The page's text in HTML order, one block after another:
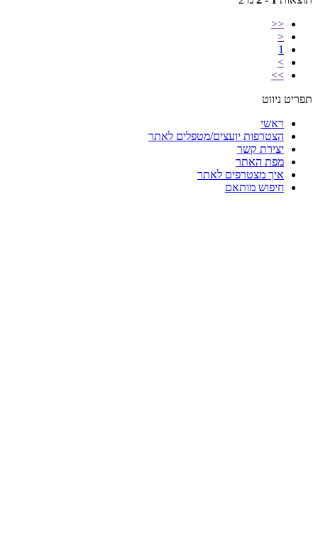
<<
<
1
>
>>
תפריט ניווט
ראשי
הצטרפות יועצים/מטפלים לאתר
יצירת קשר
מפת האתר
איך מצטרפים לאתר
חיפוש מותאם